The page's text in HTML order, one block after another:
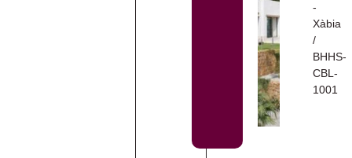
-
Xàbia
/
BHHS-
CBL-
1001